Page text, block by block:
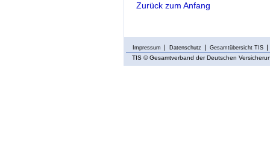
Zurück zum Anfang
Impressum Datenschutz Gesamtübersicht TIS
TIS © Gesamtverband der Deutschen